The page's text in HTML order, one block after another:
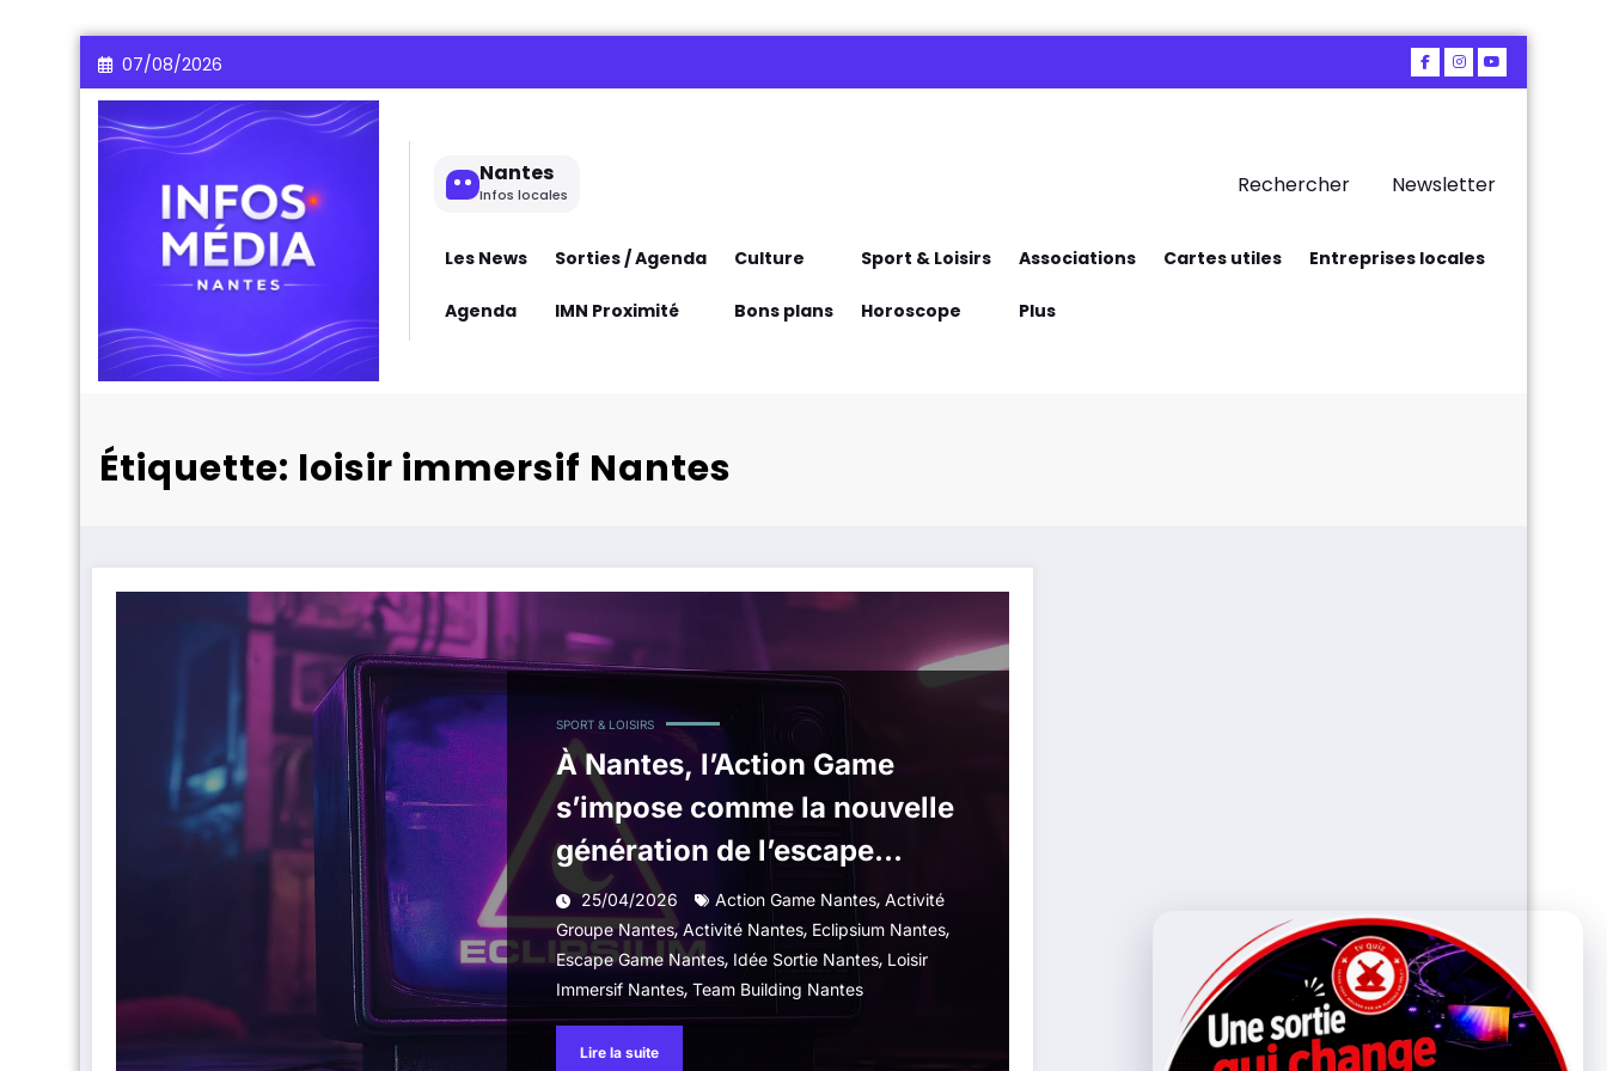
Aller
au
contenu
07/08/2026
Nantes
Infos locales Rechercher Newsletter
Les News Sorties / Agenda Culture Sport & Loisirs Associations Cartes utiles Entreprises locales
Agenda IMN Proximité Bons plans Horoscope Plus
Étiquette: loisir immersif Nantes
SPORT & LOISIRS
À Nantes, l’Action Game
s’impose comme la nouvelle
génération de l’escape
game, portée par Eclipsium
25/04/2026 Action Game Nantes, Activité
Groupe Nantes, Activité Nantes, Eclipsium Nantes,
Escape Game Nantes, Idée Sortie Nantes, Loisir
Immersif Nantes, Team Building Nantes
Lire la suite